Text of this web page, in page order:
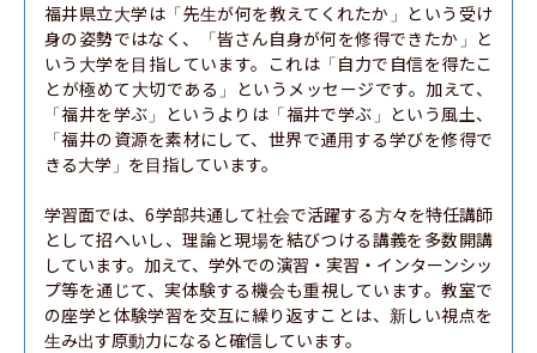
福井県立大学は「先生が何を教えてくれたか」という受け
身の姿勢ではなく、「皆さん自身が何を修得できたか」と
いう大学を目指しています。これは「自力で自信を得たこ
とが極めて大切である」というメッセージです。加えて、
「福井を学ぶ」というよりは「福井で学ぶ」という風土、
「福井の資源を素材にして、世界で通用する学びを修得で
きる大学」を目指しています。
学習面では、6学部共通して社会で活躍する方々を特任講師
として招へいし、理論と現場を結びつける講義を多数開講
しています。加えて、学外での演習・実習・インターンシッ
プ等を通じて、実体験する機会も重視しています。教室で
の座学と体験学習を交互に繰り返すことは、新しい視点を
生み出す原動力になると確信しています。